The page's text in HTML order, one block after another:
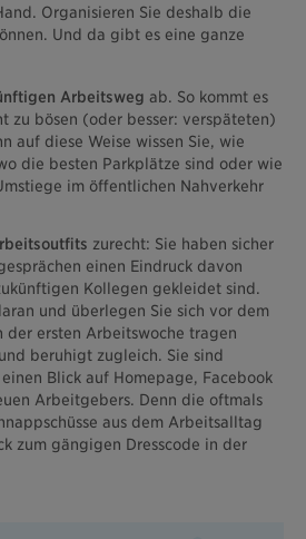
Organisieren Sie deshalb die
Und da gibt es eine ganze
Arbeitsweg ab. So kommt es
zu bösen (oder besser: verspäteten)
auf diese Weise wissen Sie, wie
die besten Parkplätze sind oder wie
im öffentlichen Nahverkehr
zurecht: Sie haben sicher
einen Eindruck davon
Kollegen gekleidet sind.
und überlegen Sie sich vor dem
der ersten Arbeitswoche tragen
beruhigt zugleich. Sie sind
Blick auf Homepage, Facebook
Arbeitgebers. Denn die oftmals
aus dem Arbeitsalltag
zum gängigen Dresscode in der